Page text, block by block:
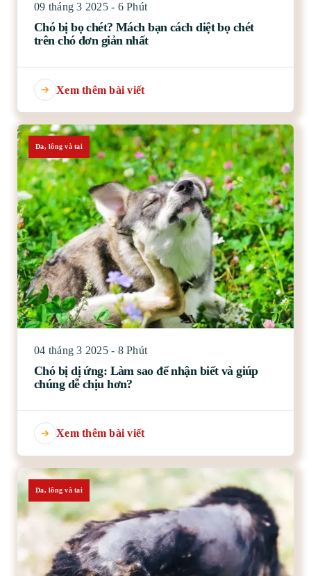
09 tháng 3 2025 - 6 Phút
Chó bị bọ chét? Mách bạn cách diệt bọ chét
trên chó đơn giản nhất
Xem thêm bài viết
Da, lông và tai
04 tháng 3 2025 - 8 Phút
Chó bị dị ứng: Làm sao để nhận biết và giúp
chúng dễ chịu hơn?
Xem thêm bài viết
Da, lông và tai